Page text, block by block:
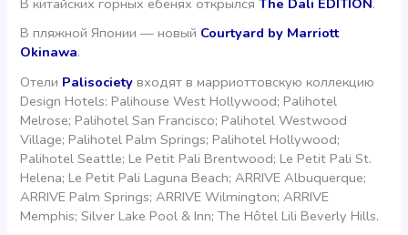
В пляжной Японии — новый Courtyard by Marriott
Okinawa.
Отели Palisociety входят в марриоттовскую коллекцию
Design Hotels: Palihouse West Hollywood; Palihotel
Melrose; Palihotel San Francisco; Palihotel Westwood
Village; Palihotel Palm Springs; Palihotel Hollywood;
Palihotel Seattle; Le Petit Pali Brentwood; Le Petit Pali St.
Helena; Le Petit Pali Laguna Beach; ARRIVE Albuquerque;
ARRIVE Palm Springs; ARRIVE Wilmington; ARRIVE
Memphis; Silver Lake Pool & Inn; The Hôtel Lili Beverly Hills.